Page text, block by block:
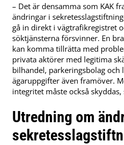
– Det är densamma som KAK
ändringar i
gå in direkt i vägtrafikregistret
söktjänsterna försvinner. En
kan komma tillrätta med
privata aktörer med legitima
bilhandel, parkeringsbolag och
ägaruppgifter även framöver.
integritet måste också skyddas,
Utredning om